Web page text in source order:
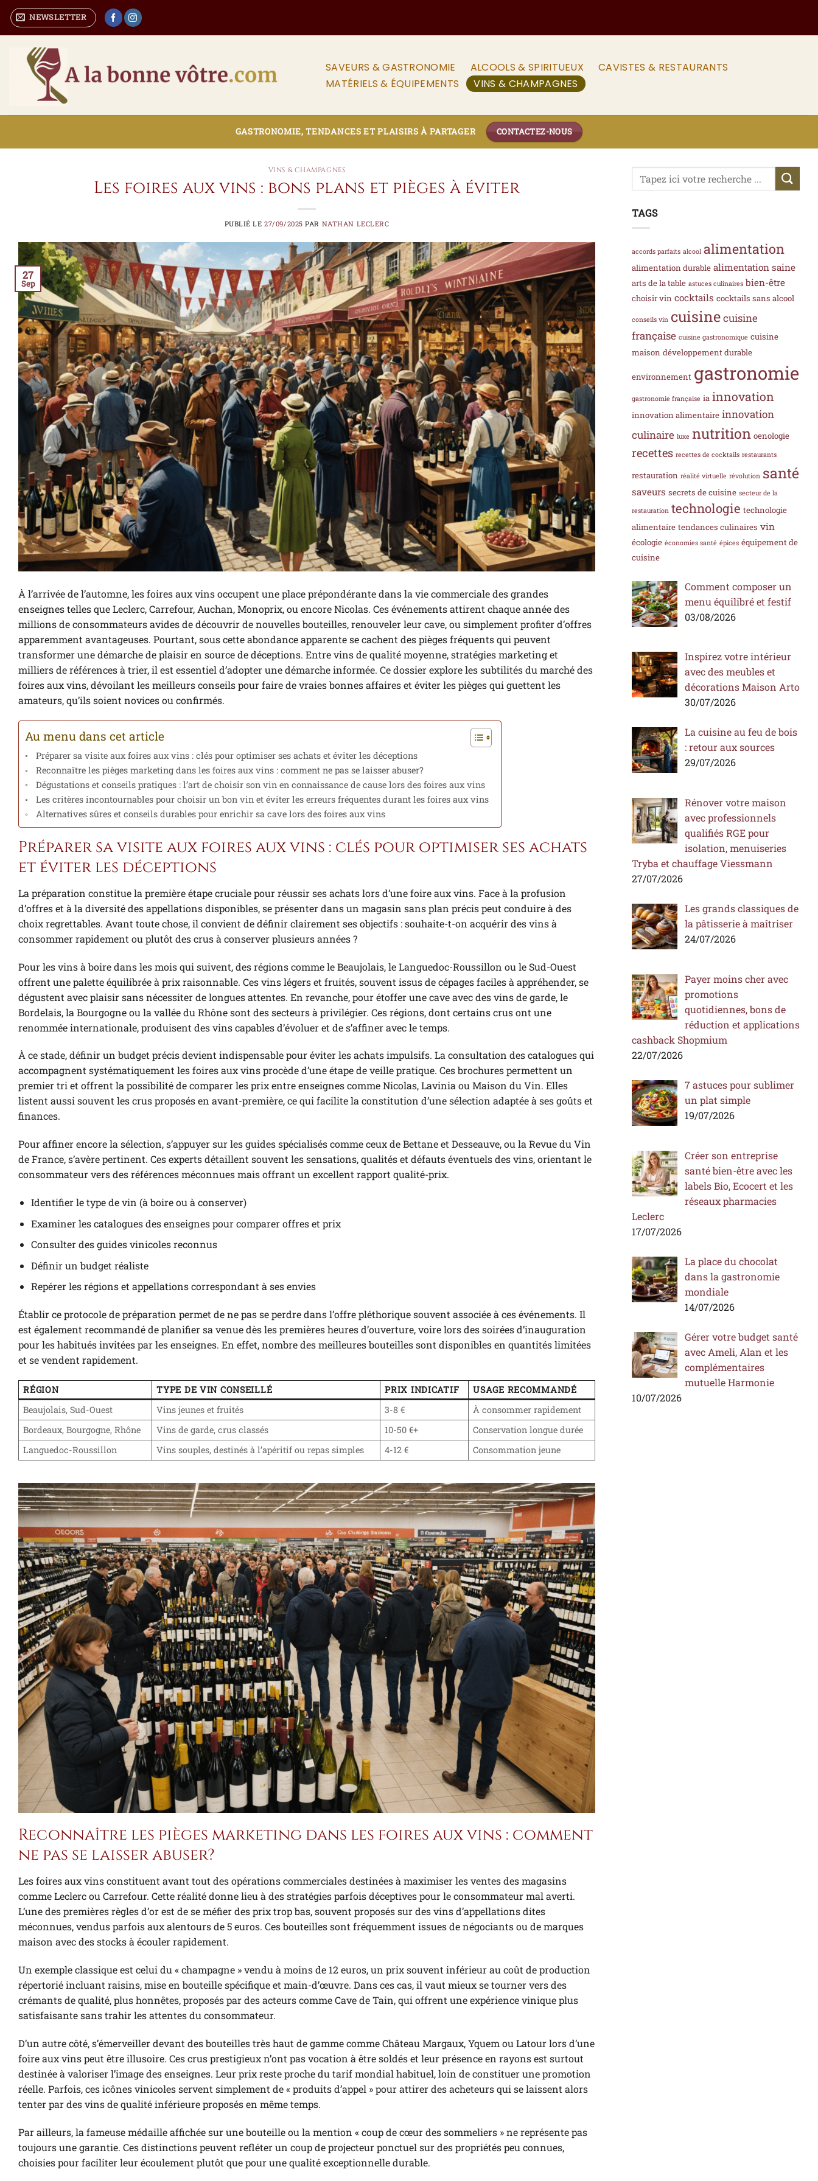
Passer
au
contenu
NEWSLETTER
SAVEURS & GASTRONOMIE ALCOOLS & SPIRITUEUX
CAVISTES & RESTAURANTS
MATÉRIELS & ÉQUIPEMENTS
VINS & CHAMPAGNES
GASTRONOMIE, TENDANCES ET PLAISIRS À PARTAGER CONTACTEZ-NOUS
VINS & CHAMPAGNES
Les foires aux vins : bons plans et pièges à éviter
PUBLIÉ LE27/09/2025 PAR NATHAN LECLERC
27
Sep
À l’arrivée de l’automne, les foires aux vins occupent une place prépondérante dans la vie commerciale des grandes
enseignes telles que Leclerc, Carrefour, Auchan, Monoprix, ou encore Nicolas. Ces événements attirent chaque année des
millions de consommateurs avides de découvrir de nouvelles bouteilles, renouveler leur cave, ou simplement profiter d’offres
apparemment avantageuses. Pourtant, sous cette abondance apparente se cachent des pièges fréquents qui peuvent
transformer une démarche de plaisir en source de déceptions. Entre vins de qualité moyenne, stratégies marketing et
milliers de références à trier, il est essentiel d’adopter une démarche informée. Ce dossier explore les subtilités du marché des
foires aux vins, dévoilant les meilleurs conseils pour faire de vraies bonnes affaires et éviter les pièges qui guettent les
amateurs, qu’ils soient novices ou confirmés.
Au menu dans cet article
Préparer sa visite aux foires aux vins : clés pour optimiser ses achats et éviter les déceptions
Reconnaître les pièges marketing dans les foires aux vins : comment ne pas se laisser abuser?
Dégustations et conseils pratiques : l’art de choisir son vin en connaissance de cause lors des foires aux vins
Les critères incontournables pour choisir un bon vin et éviter les erreurs fréquentes durant les foires aux vins
Alternatives sûres et conseils durables pour enrichir sa cave lors des foires aux vins
Préparer sa visite aux foires aux vins : clés pour optimiser ses achats
et éviter les déceptions
La préparation constitue la première étape cruciale pour réussir ses achats lors d’une foire aux vins. Face à la profusion
d’offres et à la diversité des appellations disponibles, se présenter dans un magasin sans plan précis peut conduire à des
choix regrettables. Avant toute chose, il convient de définir clairement ses objectifs : souhaite-t-on acquérir des vins à
consommer rapidement ou plutôt des crus à conserver plusieurs années ?
Pour les vins à boire dans les mois qui suivent, des régions comme le Beaujolais, le Languedoc-Roussillon ou le Sud-Ouest
offrent une palette équilibrée à prix raisonnable. Ces vins légers et fruités, souvent issus de cépages faciles à appréhender, se
dégustent avec plaisir sans nécessiter de longues attentes. En revanche, pour étoffer une cave avec des vins de garde, le
Bordelais, la Bourgogne ou la vallée du Rhône sont des secteurs à privilégier. Ces régions, dont certains crus ont une
renommée internationale, produisent des vins capables d’évoluer et de s’affiner avec le temps.
À ce stade, définir un budget précis devient indispensable pour éviter les achats impulsifs. La consultation des catalogues qui
accompagnent systématiquement les foires aux vins procède d’une étape de veille pratique. Ces brochures permettent un
premier tri et offrent la possibilité de comparer les prix entre enseignes comme Nicolas, Lavinia ou Maison du Vin. Elles
listent aussi souvent les crus proposés en avant-première, ce qui facilite la constitution d’une sélection adaptée à ses goûts et
finances.
Pour affiner encore la sélection, s’appuyer sur les guides spécialisés comme ceux de Bettane et Desseauve, ou la Revue du Vin
de France, s’avère pertinent. Ces experts détaillent souvent les sensations, qualités et défauts éventuels des vins, orientant le
consommateur vers des références méconnues mais offrant un excellent rapport qualité-prix.
Identifier le type de vin (à boire ou à conserver)
Examiner les catalogues des enseignes pour comparer offres et prix
Consulter des guides vinicoles reconnus
Définir un budget réaliste
Repérer les régions et appellations correspondant à ses envies
Établir ce protocole de préparation permet de ne pas se perdre dans l’offre pléthorique souvent associée à ces événements. Il
est également recommandé de planifier sa venue dès les premières heures d’ouverture, voire lors des soirées d’inauguration
pour les habitués invitées par les enseignes. En effet, nombre des meilleures bouteilles sont disponibles en quantités limitées
et se vendent rapidement.
RÉGION TYPE DE VIN CONSEILLÉ PRIX INDICATIF
USAGE RECOMMANDÉ
Beaujolais, Sud-Ouest
Vins jeunes et fruités 3-8 €
À consommer rapidement
Bordeaux, Bourgogne, Rhône
Vins de garde, crus classés 10-50 €+
Conservation longue durée
Languedoc-Roussillon
Vins souples, destinés à l’apéritif ou repas simples 4-12 € Consommation jeune
Reconnaître les pièges marketing dans les foires aux vins : comment
ne pas se laisser abuser?
Les foires aux vins constituent avant tout des opérations commerciales destinées à maximiser les ventes des magasins
comme Leclerc ou Carrefour. Cette réalité donne lieu à des stratégies parfois déceptives pour le consommateur mal averti.
L’une des premières règles d’or est de se méfier des prix trop bas, souvent proposés sur des vins d’appellations dites
méconnues, vendus parfois aux alentours de 5 euros. Ces bouteilles sont fréquemment issues de négociants ou de marques
maison avec des stocks à écouler rapidement.
Un exemple classique est celui du « champagne » vendu à moins de 12 euros, un prix souvent inférieur au coût de production
répertorié incluant raisins, mise en bouteille spécifique et main-d’œuvre. Dans ces cas, il vaut mieux se tourner vers des
crémants de qualité, plus honnêtes, proposés par des acteurs comme Cave de Tain, qui offrent une expérience vinique plus
satisfaisante sans trahir les attentes du consommateur.
D’un autre côté, s’émerveiller devant des bouteilles très haut de gamme comme Château Margaux, Yquem ou Latour lors d’une
foire aux vins peut être illusoire. Ces crus prestigieux n’ont pas vocation à être soldés et leur présence en rayons est surtout
destinée à valoriser l’image des enseignes. Leur prix reste proche du tarif mondial habituel, loin de constituer une promotion
réelle. Parfois, ces icônes vinicoles servent simplement de « produits d’appel » pour attirer des acheteurs qui se laissent alors
tenter par des vins de qualité inférieure proposés en même temps.
Par ailleurs, la fameuse médaille affichée sur une bouteille ou la mention « coup de cœur des sommeliers » ne représente pas
toujours une garantie. Ces distinctions peuvent refléter un coup de projecteur ponctuel sur des propriétés peu connues,
choisies pour faciliter leur écoulement plutôt que pour une qualité exceptionnelle durable.
TAGS
accords parfaits alcool alimentation
alimentation durable alimentation saine
arts de la table astuces culinaires bien-être
choisir vin cocktails cocktails sans alcool
conseils vin cuisinecuisine
française cuisine gastronomique cuisine
maison développement durable
environnement gastronomie
gastronomie française ia innovation
innovation alimentaire innovation
culinaire luxe nutrition oenologie
recettes recettes de cocktails restaurants
restauration réalité virtuelle révolution santé
saveurs secrets de cuisine secteur de la
restauration technologie technologie
alimentaire tendances culinaires vin
écologie économies santé épices équipement de
cuisine
Comment composer un
menu équilibré et festif
03/08/2026
Inspirez votre intérieur
avec des meubles et
décorations Maison Arto
30/07/2026
La cuisine au feu de bois
: retour aux sources
29/07/2026
Rénover votre maison
avec professionnels
qualifiés RGE pour
isolation, menuiseries
Tryba et chauffage Viessmann
27/07/2026
Les grands classiques de
la pâtisserie à maîtriser
24/07/2026
Payer moins cher avec
promotions
quotidiennes, bons de
réduction et applications
cashback Shopmium
22/07/2026
7 astuces pour sublimer
un plat simple
19/07/2026
Créer son entreprise
santé bien-être avec les
labels Bio, Ecocert et les
réseaux pharmacies
Leclerc
17/07/2026
La place du chocolat
dans la gastronomie
mondiale
14/07/2026
Gérer votre budget santé
avec Ameli, Alan et les
complémentaires
mutuelle Harmonie
10/07/2026